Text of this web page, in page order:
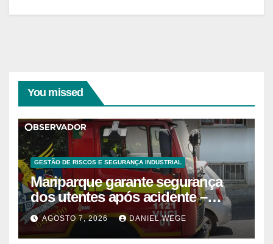
You missed
GESTÃO DE RISCOS E SEGURANÇA INDUSTRIAL
Mariparque garante segurança
dos utentes após acidente –
Observador
AGOSTO 7, 2026 DANIEL WEGE